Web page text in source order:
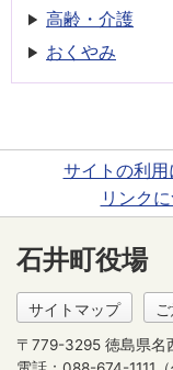
高齢・介護
おくやみ
サイトの利用
リンク
石井町役場
サイトマップ
〒779-3295 徳島県名